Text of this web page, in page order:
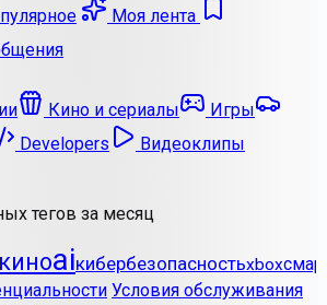
Моя лента
Кино и сериалы
Игры
Developers
Видеоклипы
тегов за месяц
киноaiкибербезопасностьxbox
Условия обслуживания